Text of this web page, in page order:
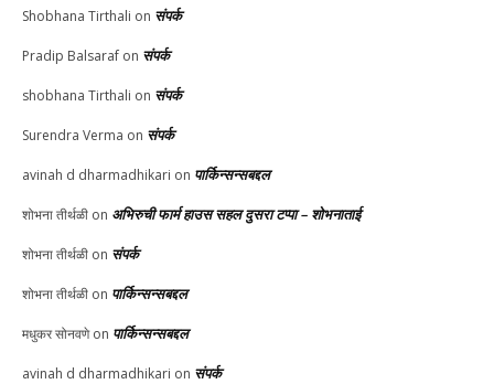
Shobhana Tirthali on संपर्क
Pradip Balsaraf on संपर्क
shobhana Tirthali on संपर्क
Surendra Verma on संपर्क
avinah d dharmadhikari on पार्किन्सन्सबद्दल
शोभना तीर्थळी on अभिरुची फार्म हाउस सहल दुसरा टप्पा – शोभनाताई
शोभना तीर्थळी on संपर्क
शोभना तीर्थळी on पार्किन्सन्सबद्दल
मधुकर सोनवणेon पार्किन्सन्सबद्दल
avinah d dharmadhikari on संपर्क